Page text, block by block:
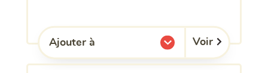
Ajouter à
l'une de mes listes. Voir